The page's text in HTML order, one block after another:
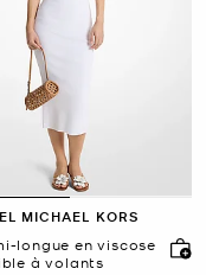
MICHAEL KORS
longue en viscose
à volants